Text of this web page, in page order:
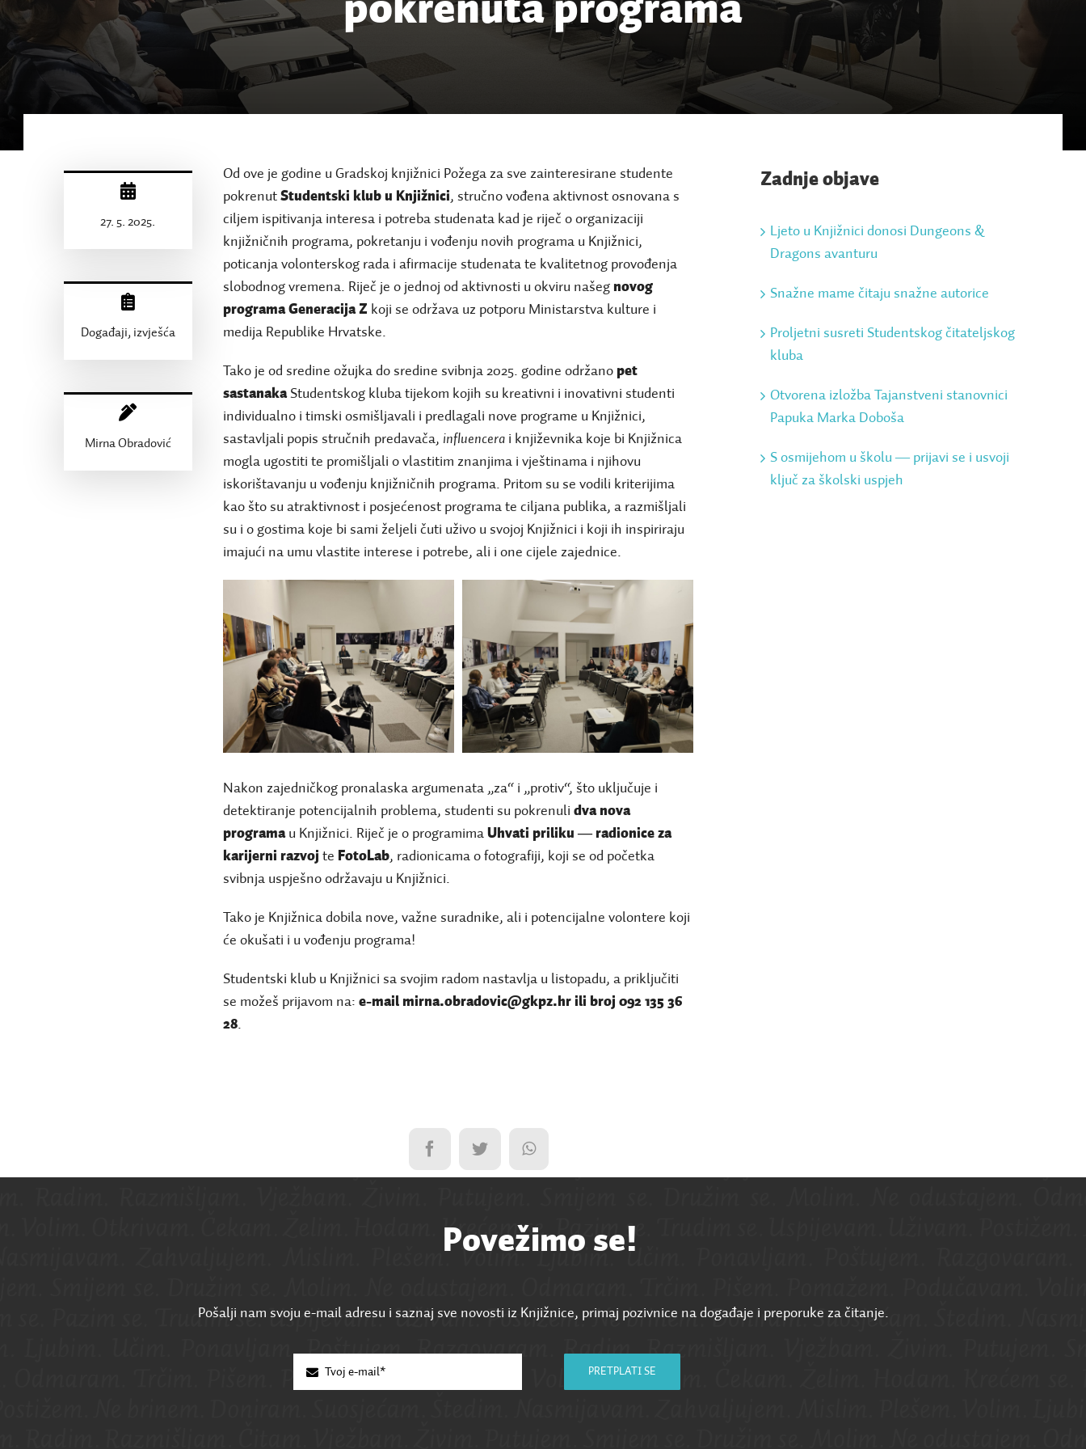
pokrenuta programa
27. 5. 2025.
Događaji, izvješća
Mirna Obradović
Od ove je godine u Gradskoj knjižnici Požega za sve zainteresirane studente
pokrenutStudentski klub u Knjižnici, stručno vođena aktivnost osnovana s
ciljem ispitivanja interesa i potreba studenata kad je riječ o organizaciji
knjižničnih programa, pokretanju i vođenju novih programa u Knjižnici,
poticanja volonterskog rada i afirmacije studenata te kvalitetnog provođenja
slobodnog vremena. Riječ je o jednoj od aktivnosti u okviru našeg novog
programa Generacija Z koji se održava uz potporu Ministarstva kulture i
medija Republike Hrvatske.
Tako je od sredine ožujka do sredine svibnja 2025. godine održano pet
sastanakaStudentskog kluba tijekom kojih su kreativni i inovativni studenti
individualno i timski osmišljavali i predlagali nove programe u Knjižnici,
sastavljali popis stručnih predavača, influencera i književnika koje bi Knjižnica
mogla ugostiti te promišljali o vlastitim znanjima i vještinama i njihovu
iskorištavanju u vođenju knjižničnih programa. Pritom su se vodili kriterijima
kao što su atraktivnost i posjećenost programa te ciljana publika, a razmišljali
su i o gostima koje bi sami željeli čuti uživo u svojoj Knjižnici i koji ih inspiriraju
imajući na umu vlastite interese i potrebe, ali i one cijele zajednice.
Nakon zajedničkog pronalaska argumenata „za“ i „protiv“, što uključuje i
detektiranje potencijalnih problema, studenti su pokrenulidva nova
programau Knjižnici. Riječ je o programimaUhvati priliku ― radionice za
karijerni razvoj te FotoLab, radionicama o fotografiji, koji se od početka
svibnja uspješno održavaju u Knjižnici.
Tako je Knjižnica dobila nove, važne suradnike, ali i potencijalne volontere koji
će okušati i u vođenju programa!
Studentski klub u Knjižnici sa svojim radom nastavlja u listopadu, a priključiti
se možeš prijavom na:e-mail mirna.obradovic@gkpz.hr ili broj 092 135 36
28.
Zadnje objave
Ljeto u Knjižnici donosi Dungeons &
Dragons avanturu
Snažne mame čitaju snažne autorice
Proljetni susreti Studentskog čitateljskog
kluba
Otvorena izložba Tajanstveni stanovnici
Papuka Marka Doboša
S osmijehom u školu ― prijavi se i usvoji
ključ za školski uspjeh
Povežimo se!
Pošalji nam svoju e-mail adresu i saznaj sve novosti iz Knjižnice, primaj pozivnice na događaje i preporuke za čitanje.
PRETPLATI SE